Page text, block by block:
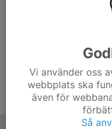
Vi använder oss
webbplats ska
även för
Så